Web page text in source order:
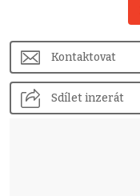
Kontaktovat
Sdílet inzerát